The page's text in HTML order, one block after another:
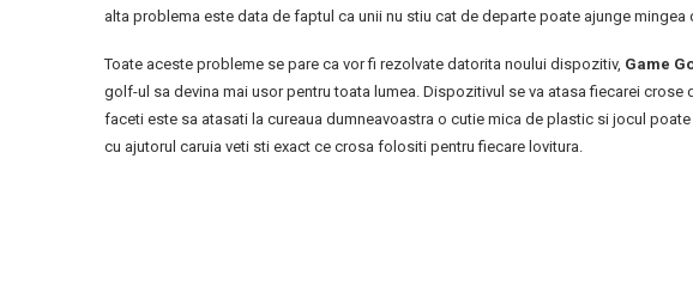
alta problema este data de faptul ca unii nu stiu cat de departe poate ajunge mingea
Toate aceste probleme se pare ca vor fi rezolvate datorita noului dispozitiv, Game
golf-ul sa devina mai usor pentru toata lumea. Dispozitivul se va atasa fiecarei crose
faceti este sa atasati la cureaua dumneavoastra o cutie mica de plastic si jocul
cu ajutorul caruia veti sti exact ce crosa folositi pentru fiecare lovitura.